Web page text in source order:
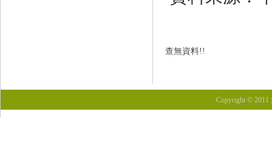
查無資料!!
Copyright © 2011